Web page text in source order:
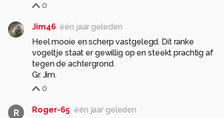
0
Jim46 één jaar geleden
Heel mooie en scherp vastgelegd. Dit ranke
vogeltje staat er gewillig op en steekt prachtig af
tegen de achtergrond.
Gr. Jim.
0
R Roger-65 één jaar geleden